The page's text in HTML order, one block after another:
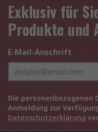
Exklusiv für
Produkte und
E-Mail-Anschrift
Die personenbezogenen
Anmeldung zur
Datenschutzerklärung